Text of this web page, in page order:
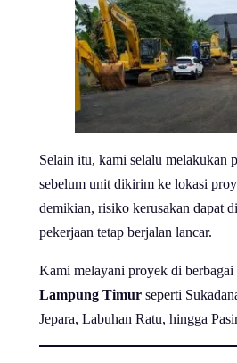
Selain itu, kami selalu melakukan
sebelum unit dikirim ke lokasi
demikian, risiko kerusakan dapat
pekerjaan tetap berjalan lancar.
Kami melayani proyek di berbagai
Lampung Timur seperti
Jepara, Labuhan Ratu, hingga